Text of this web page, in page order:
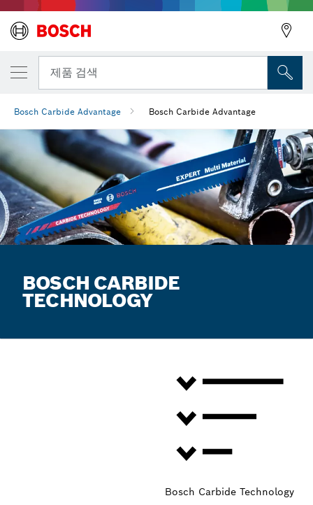
제품 검색
Bosch Carbide Advantage Bosch Carbide Advantage
BOSCH CARBIDE
TECHNOLOGY
Bosch Carbide Technology